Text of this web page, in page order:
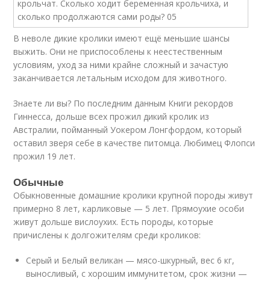
В неволе дикие кролики имеют ещё меньшие шансы
выжить. Они не приспособлены к неестественным
условиям, уход за ними крайне сложный и зачастую
заканчивается летальным исходом для животного.
Знаете ли вы? По последним данным Книги рекордов
Гиннесса, дольше всех прожил дикий кролик из
Австралии, пойманный Уокером Лонгфордом, который
оставил зверя себе в качестве питомца. Любимец Флопси
прожил 19 лет.
Обычные
Обыкновенные домашние кролики крупной породы живут
примерно 8 лет, карликовые — 5 лет. Прямоухие особи
живут дольше вислоухих. Есть породы, которые
причислены к долгожителям среди кроликов:
Серый и Белый великан — мясо-шкурный, вес 6 кг,
выносливый, с хорошим иммунитетом, срок жизни —